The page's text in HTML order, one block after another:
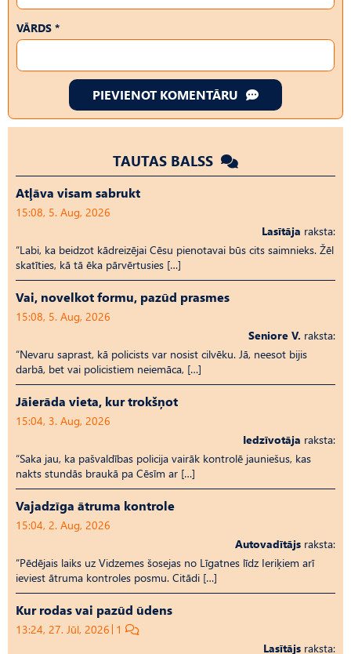
VĀRDS *
PIEVIENOT KOMENTĀRU
TAUTAS BALSS
Atļāva visam sabrukt
15:08, 5. Aug, 2026
Lasītāja raksta:
“Labi, ka beidzot kādreizējai Cēsu pienotavai būs cits saimnieks. Žēl
skatīties, kā tā ēka pārvērtusies […]
Vai, novelkot formu, pazūd prasmes
15:08, 5. Aug, 2026
Seniore V. raksta:
“Nevaru saprast, kā policists var nosist cilvēku. Jā, neesot bijis
darbā, bet vai policistiem neiemāca, […]
Jāierāda vieta, kur trokšņot
15:04, 3. Aug, 2026
Iedzīvotāja raksta:
“Saka jau, ka pašvaldības policija vairāk kontrolē jauniešus, kas
nakts stundās braukā pa Cēsīm ar […]
Vajadzīga ātruma kontrole
15:04, 2. Aug, 2026
Autovadītājs raksta:
“Pēdējais laiks uz Vid­ze­mes šosejas no Līgatnes līdz Ieriķiem arī
ieviest ātruma kontroles posmu. Citādi […]
Kur rodas vai pazūd ūdens
13:24, 27. Jūl, 2026 1
Lasītājs raksta: